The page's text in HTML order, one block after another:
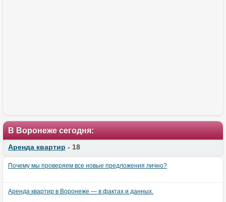
В Воронеже сегодня:
Аренда квартир - 18
Почему мы проверяем все новые предложения лично?
Аренда квартир в Воронеже — в фактах и данных.